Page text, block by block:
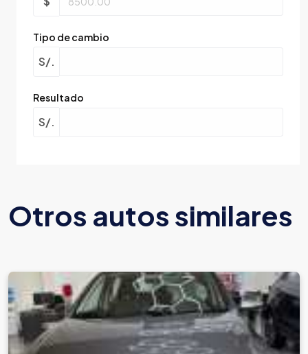
Tipo de cambio
S/.
Resultado
S/.
Otros autos similares